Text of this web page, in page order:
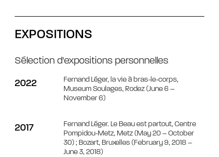
EXPOSITIONS
Sélection d'expositions personnelles
2022
Fernand Léger, la vie à bras-le-corps,
Museum Soulages, Rodez (June 6 –
November 6)
2017
Fernand Léger. Le Beau est partout, Centre
Pompidou-Metz, Metz (May 20 – October
30) ; Bozart, Bruxelles (February 9, 2018 –
June 3, 2018)